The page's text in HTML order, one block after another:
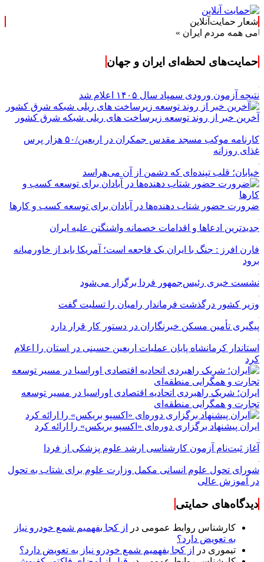
شعار حمایت‌آنلاین
مردم ایران »
حمایت‌های لحظه‌ای ایران و جهان
نتیجه آزمون ورودی سمپاد سال ۱۴۰۵ اعلام شد
آخرین خبر از روند توسعه زیرساخت های ریلی شبکه شرق کشور
کارنامه موکب مسجد مقدس جمکران در اربعین/۵۰ هزار پرس
غذای روزانه
خیابان؛ قلب تپنده‌ای که دشمن از آن می‌هراسد
ضرورت حضور شتاب ‌دهنده‌ها در آبادان برای توسعه کسب‌ و کارها
جدیدترین ادعاها و اقدامات خصمانه واشنگتن علیه ایران
فارن افرز : جنگ با ایران یک فاجعه است؛ آمریکا باید از خاورمیانه
برود
نشست خبری رئیس‌جمهور فردا برگزار می‌شود
وزیر کشور درگذشت فرماندار رامیان را تسلیت گفت
پیگیری تأمین مسکن خبرنگاران در دستور کار قرار دارد
استاندار کرمانشاه پایان عملیات اربعین حسینی در استان را اعلام
کرد
ایران؛ شریک راهبردی اتحادیه اقتصادی اوراسیا در مسیر توسعه
تجارت و همگرایی منطقه‌ای
ایران پیشنهاد برگزاری دوره‌ای «اکسپو بریکس» را ارائه کرد
آغاز ثبت‌نام‌ آزمون کارشناسی ارشد علوم پزشکی از فردا
شورای تحول علوم انسانی مکمل وزارت علوم برای شتاب به تحول
در آموزش عالی
دیدگاه‌های حمایتی
کارشناس روابط عمومی در
از کجا بفهمیم شمع خودرو نیاز
به تعویض دارد؟
تیموری در
از کجا بفهمیم شمع خودرو نیاز به تعویض دارد؟